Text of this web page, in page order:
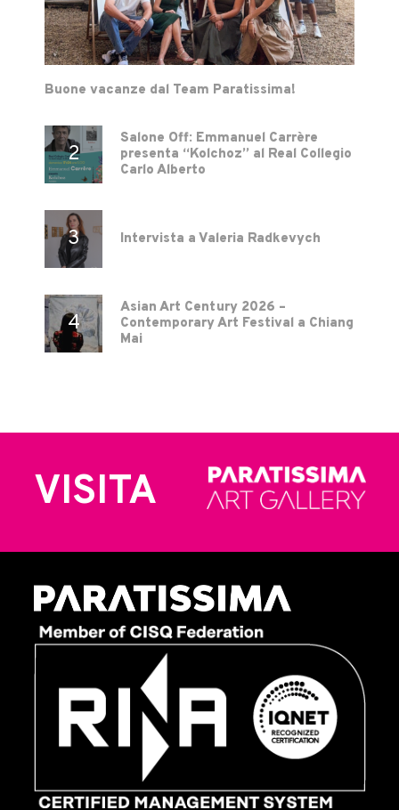
Buone vacanze dal Team Paratissima!
Salone Off: Emmanuel Carrère
presenta “Kolchoz” al Real Collegio
Carlo Alberto
Intervista a Valeria Radkevych
Asian Art Century 2026 –
Contemporary Art Festival a Chiang
Mai
VISITA